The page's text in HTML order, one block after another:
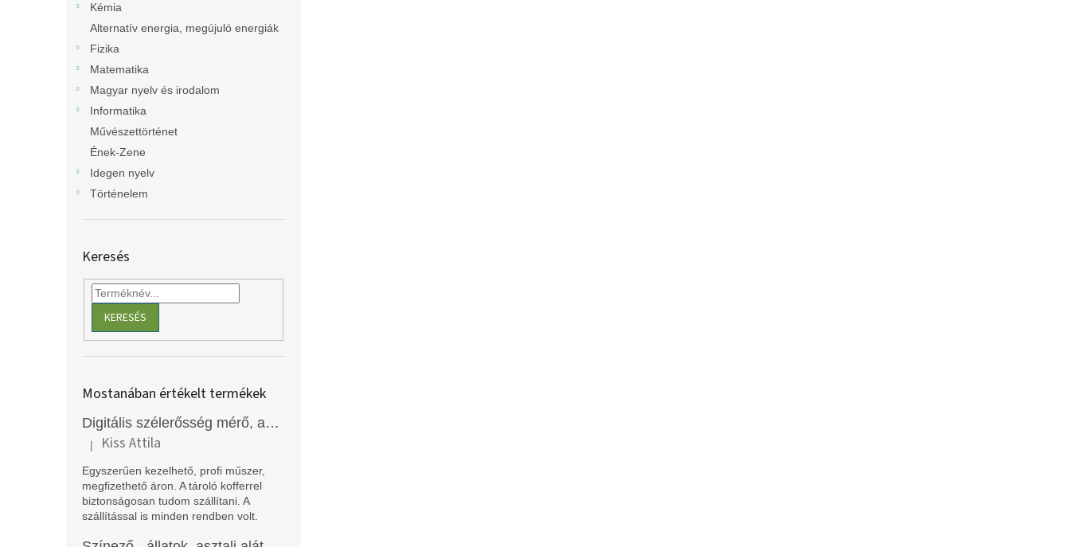
Kémia
Alternatív energia, megújuló energiák
Fizika
Matematika
Magyar nyelv és irodalom
Informatika
Művészettörténet
Ének-Zene
Idegen nyelv
Történelem
Keresés
KERESÉS
Mostanában értékelt termékek
Digitális szélerősség mérő, anemométer, EM2250
A termék értékelése 5-ből 5 csillag.
| Kiss Attila
Egyszerűen kezelhető, profi műszer,
megfizethető áron. A tároló kofferrel
biztonságosan tudom szállítani. A
szállítással is minden rendben volt.